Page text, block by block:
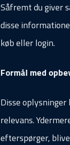
Såfremt du giver
disse
køb eller login.
Formål med
Disse
relevans.
efterspørger,